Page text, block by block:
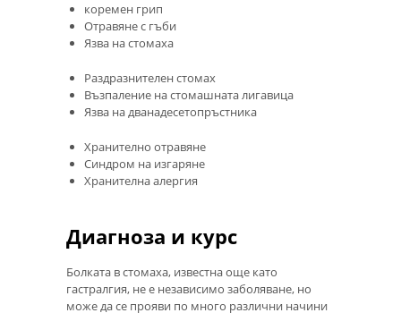
коремен грип
Отравяне с гъби
Язва на стомаха
Раздразнителен стомах
Възпаление на стомашната лигавица
Язва на дванадесетопръстника
Хранително отравяне
Синдром на изгаряне
Хранителна алергия
Диагноза и курс
Болката в стомаха, известна още като
гастралгия, не е независимо заболяване, но
може да се прояви по много различни начини